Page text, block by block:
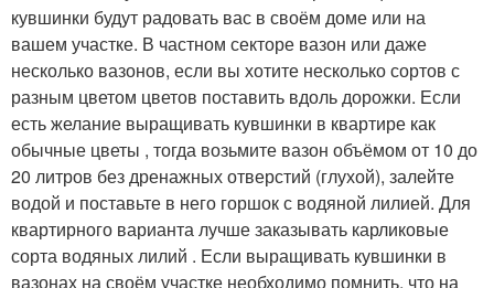
кувшинки будут радовать вас в своём доме или на
вашем участке. В частном секторе вазон или даже
несколько вазонов, если вы хотите несколько сортов с
разным цветом цветов поставить вдоль дорожки. Если
есть желание выращивать кувшинки в квартире как
обычные цветы , тогда возьмите вазон объёмом от 10 до
20 литров без дренажных отверстий (глухой), залейте
водой и поставьте в него горшок с водяной лилией. Для
квартирного варианта лучше заказывать карликовые
сорта водяных лилий . Если выращивать кувшинки в
вазонах на своём участке необходимо помнить, что на